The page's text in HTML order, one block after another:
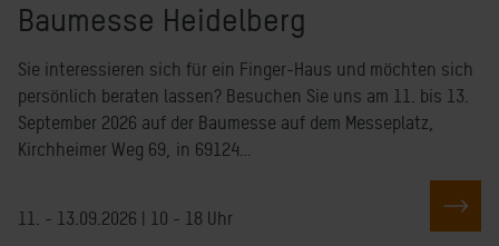
Baumesse Heidelberg
Sie interessieren sich für ein Finger-Haus und möchten sich
persönlich beraten lassen? Besuchen Sie uns am 11. bis 13.
September 2026 auf der Baumesse auf dem Messeplatz,
Kirchheimer Weg 69, in 69124…
11. - 13.09.2026 | 10 - 18 Uhr